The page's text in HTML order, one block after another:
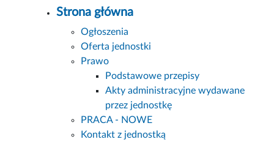
Strona główna
Ogłoszenia
Oferta jednostki
Prawo
Podstawowe przepisy
Akty administracyjne wydawane
przez jednostkę
PRACA - NOWE
Kontakt z jednostką